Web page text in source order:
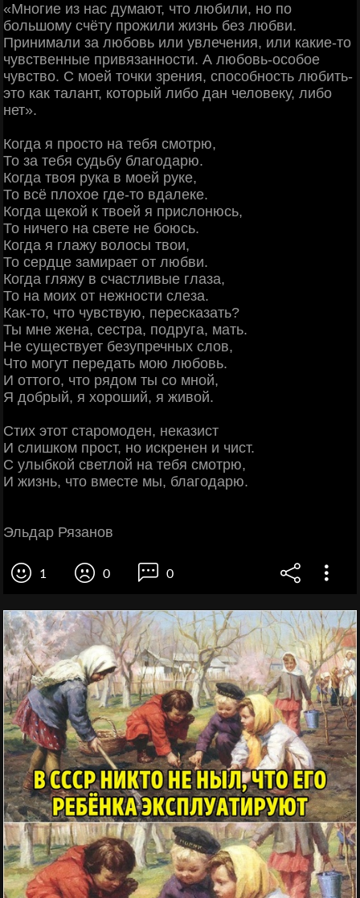
«Многие из нас думают, что любили, но по
большому счёту прожили жизнь без любви.
Принимали за любовь или увлечения, или какие-то
чувственные привязанности. А любовь-особое
чувство. С моей точки зрения, способность любить-
это как талант, который либо дан человеку, либо
нет».
Когда я просто на тебя смотрю,
То за тебя судьбу благодарю.
Когда твоя рука в моей руке,
То всё плохое где-то вдалеке.
Когда щекой к твоей я прислонюсь,
То ничего на свете не боюсь.
Когда я глажу волосы твои,
То сердце замирает от любви.
Когда гляжу в счастливые глаза,
То на моих от нежности слеза.
Как-то, что чувствую, пересказать?
Ты мне жена, сестра, подруга, мать.
Не существует безупречных слов,
Что могут передать мою любовь.
И оттого, что рядом ты со мной,
Я добрый, я хороший, я живой.
Стих этот старомоден, неказист
И слишком прост, но искренен и чист.
С улыбкой светлой на тебя смотрю,
И жизнь, что вместе мы, благодарю.
Эльдар Рязанов
1 0 0